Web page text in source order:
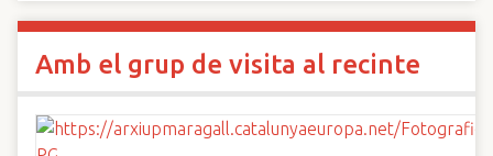
Amb el grup de visita al recinte